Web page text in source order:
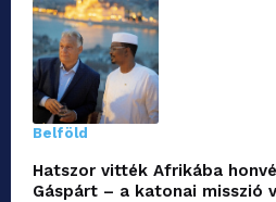
Belföld
Hatszor vitték Afrikába
Gáspárt – a katonai misszió